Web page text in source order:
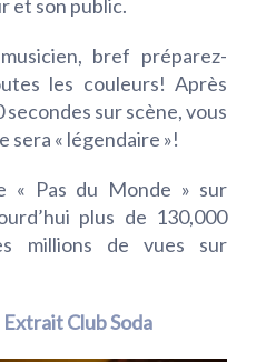
et son public.
bref préparez-
les couleurs! Après
secondes sur scène, vous
sera « légendaire »!
« Pas du Monde » sur
plus de 130,000
millions de vues sur
Club Soda